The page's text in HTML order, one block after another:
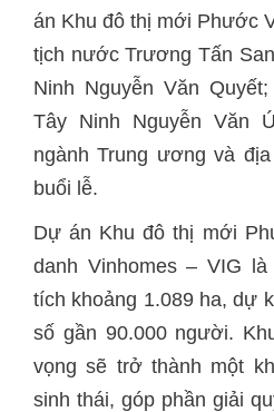
án Khu đô thị mới Phước
tịch nước Trương Tấn
Ninh Nguyễn Văn
Tây Ninh Nguyễn Văn
ngành Trung ương và
buổi lễ.
Dự án Khu đô thị mới
danh Vinhomes – VIG
tích khoảng 1.089 ha, dự
số gần 90.000 người.
vọng sẽ trở thành một
sinh thái, góp phần giải